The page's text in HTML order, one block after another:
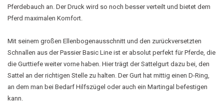
Pferdebauch an. Der Druck wird so noch besser verteilt und bietet dem
Pferd maximalen Komfort.
Mit seinem großen Ellenbogenausschnitt und den zurückversetzten
Schnallen aus der Passier Basic Line ist er absolut perfekt für Pferde, die
die Gurttiefe weiter vorne haben. Hier trägt der Sattelgurt dazu bei, den
Sattel an der richtigen Stelle zu halten. Der Gurt hat mittig einen D-Ring,
an dem man bei Bedarf Hilfszügel oder auch ein Martingal befestigen
kann.